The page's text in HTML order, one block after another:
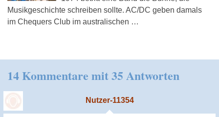
Musikgeschichte schreiben sollte. AC/DC geben damals
im Chequers Club im australischen …
14 Kommentare mit 35 Antworten
Nutzer-11354